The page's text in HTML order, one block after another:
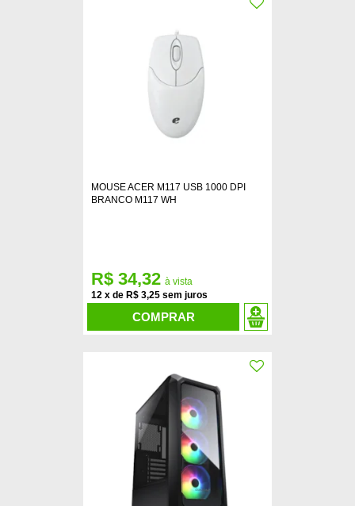
MOUSE ACER M117 USB 1000 DPI
BRANCO M117 WH
12 x de R$ 3,25
R$ 34,32
COMPRAR